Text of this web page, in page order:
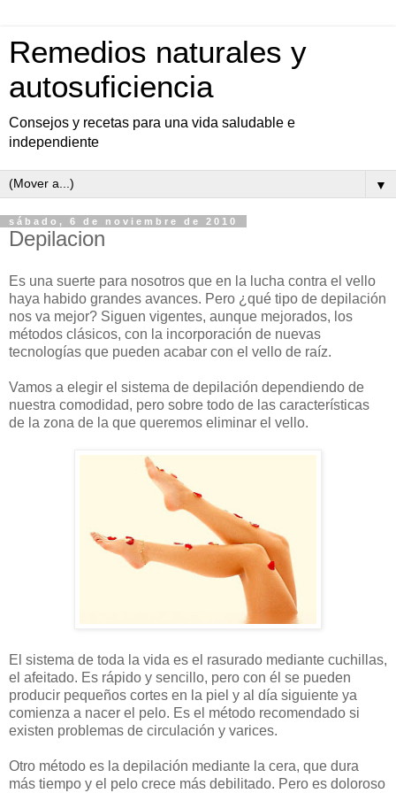
Remedios naturales y
autosuficiencia
Consejos y recetas para una vida saludable e
independiente
▼
sábado, 6 de noviembre de 2010
Depilacion
Es una suerte para nosotros que en la lucha contra el vello
haya habido grandes avances. Pero ¿qué tipo de depilación
nos va mejor? Siguen vigentes, aunque mejorados, los
métodos clásicos, con la incorporación de nuevas
tecnologías que pueden acabar con el vello de raíz.
Vamos a elegir el sistema de depilación dependiendo de
nuestra comodidad, pero sobre todo de las características
de la zona de la que queremos eliminar el vello.
El sistema de toda la vida es el rasurado mediante cuchillas,
el afeitado. Es rápido y sencillo, pero con él se pueden
producir pequeños cortes en la piel y al día siguiente ya
comienza a nacer el pelo. Es el método recomendado si
existen problemas de circulación y varices.
Otro método es la depilación mediante la cera, que dura
más tiempo y el pelo crece más debilitado. Pero es doloroso